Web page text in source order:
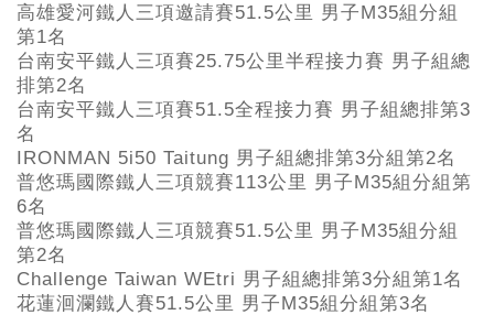
高雄愛河鐵人三項邀請賽51.5公里 男子M35組分組
第1名
台南安平鐵人三項賽25.75公里半程接力賽 男子組總
排第2名
台南安平鐵人三項賽51.5全程接力賽 男子組總排第3
名
IRONMAN 5i50 Taitung 男子組總排第3分組第2名
普悠瑪國際鐵人三項競賽113公里 男子M35組分組第
6名
普悠瑪國際鐵人三項競賽51.5公里 男子M35組分組
第2名
Challenge Taiwan WEtri 男子組總排第3分組第1名
花蓮洄瀾鐵人賽51.5公里 男子M35組分組第3名